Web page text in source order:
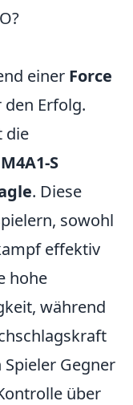
einer Force
Erfolg.
die
M4A1-S
. Diese
sowohl
effektiv
hohe
während
Gegner
über